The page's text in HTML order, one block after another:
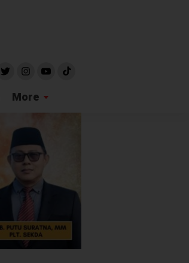
More